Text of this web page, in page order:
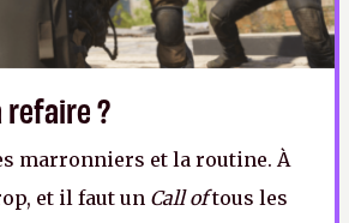
refaire ?
marronniers et la routine. À
et il faut un Call oftous les